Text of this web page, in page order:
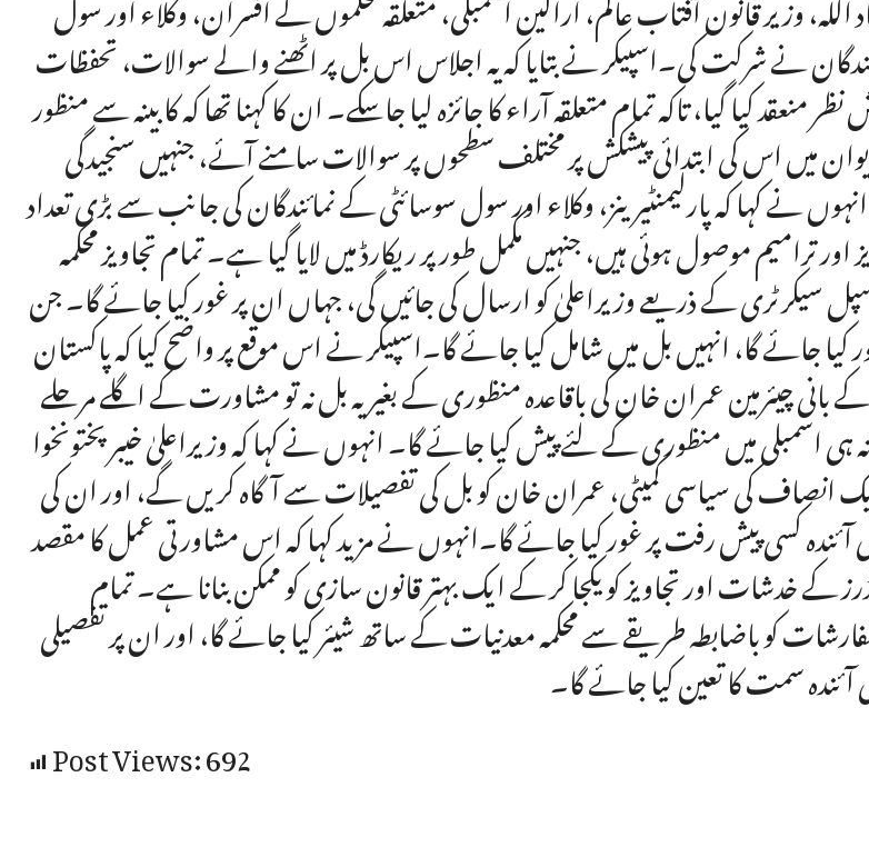
نے شرکت کی۔اسپیکر نے بتایا کہ یہ اجلاس اس بل پر اٹھنے والے سوالات، تحفظات
منعقد کیا گیا، تاکہ تمام متعلقہ آراء کا جائزہ لیا جاسکے۔ ان کا کہنا تھا کہ کابینہ سے منظور
میں اس کی ابتدائی پیشکش پر مختلف سطحوں پر سوالات سامنے آئے، جنہیں سنجیدگی
نے کہا کہ پارلیمنٹیرینز، وکلاء اور سول سوسائٹی کے نمائندگان کی جانب سے بڑی تعداد
ترامیم موصول ہوئی ہیں، جنہیں مکمل طور پر ریکارڈ میں لایا گیا ہے۔ تمام تجاویز محکمہ
سیکرٹری کے ذریعے وزیراعلیٰ کو ارسال کی جائیں گی، جہاں ان پر غور کیا جائے گا۔ جن
کیا جائے گا، انہیں بل میں شامل کیا جائے گا۔اسپیکر نے اس موقع پر واضح کیا کہ پاکستان
چیئرمین عمران خان کی باقاعدہ منظوری کے بغیر یہ بل نہ تو مشاورت کے اگلے مرحلے
ہی اسمبلی میں منظوری کے لئے پیش کیا جائے گا۔ انہوں نے کہا کہ وزیراعلیٰ خیبرپختونخوا
انصاف کی سیاسی کمیٹی، عمران خان کو بل کی تفصیلات سے آگاہ کریں گے، اور ان کی
کسی پیش رفت پر غور کیا جائے گا۔انہوں نے مزید کہا کہ اس مشاورتی عمل کا مقصد
کے خدشات اور تجاویز کو یکجا کر کے ایک بہتر قانون سازی کو ممکن بنانا ہے۔ تمام
کو باضابطہ طریقے سے محکمہ معدنیات کے ساتھ شیئر کیا جائے گا، اور ان پر تفصیلی
سمت کا تعین کیا جائے گا۔
Post Views:692